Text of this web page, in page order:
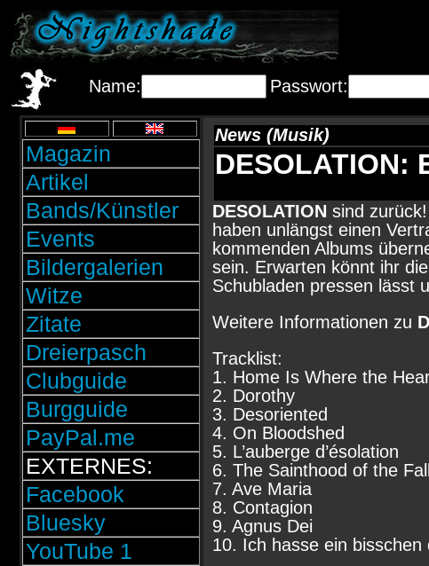
Name: Passwort:
Magazin
Artikel
Bands/Künstler
Events
Bildergalerien
Witze
Zitate
Dreierpasch
Clubguide
Burgguide
PayPal.me
EXTERNES:
Facebook
Bluesky
YouTube 1
News (Musik)
DESOLATION sind
haben unlängst einen
kommenden Albums
sein. Erwarten könnt ihr
Schubladen pressen lässt
Weitere Informationen zu
Tracklist:
1. Home Is Where the
2. Dorothy
3. Desoriented
4. On Bloodshed
5. L’auberge d’ésolation
6. The Sainthood of the
7. Ave Maria
8. Contagion
9. Agnus Dei
10. Ich hasse ein bisschen